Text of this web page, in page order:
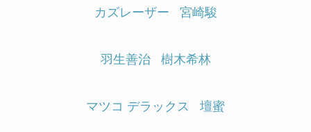
カズレーザー 宮崎駿
羽生善治 樹木希林
マツコ デラックス 壇蜜